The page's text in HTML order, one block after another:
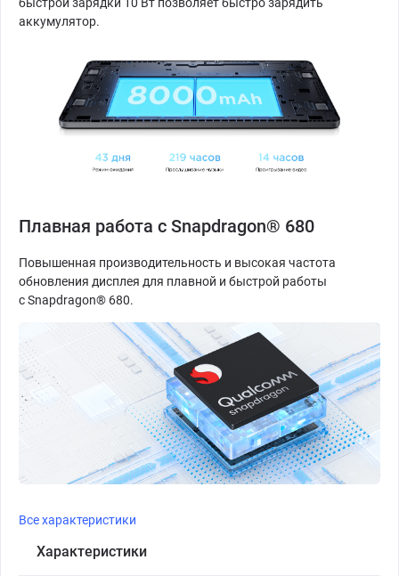
аккумулятор.
Плавная работа с Snapdragon® 680
Повышенная производительность и высокая частота
обновления дисплея для плавной и быстрой работы
с Snapdragon® 680.
Все характеристики
Характеристики